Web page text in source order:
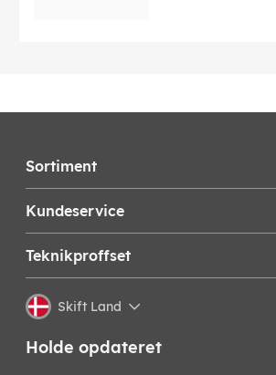
Sortiment
Kundeservice
Teknikproffset
Skift Land
Holde opdateret